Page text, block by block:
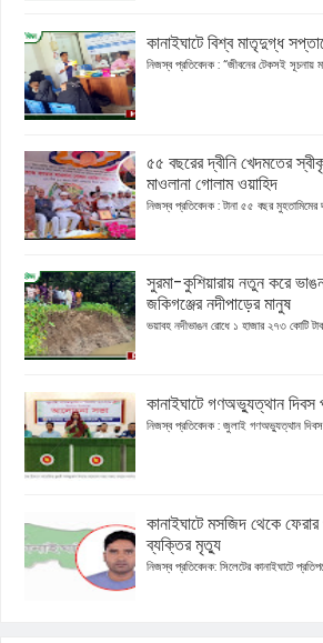
কানাইঘাটে বিশ্ব মাতৃদুগ্ধ
নিজস্ব প্রতিবেদক : “জীবনের টেকসই সূচনায়
৫৫ বছরের দ্বীনি খেদমতের
মাওলানা গোলাম ওয়াহিদ
নিজস্ব প্রতিবেদক : টানা ৫৫ বছর মুহতামিমের
সুরমা-কুশিয়ারায় নতুন করে
জকিগঞ্জের নদীপাড়ের মানুষ
ভয়াবহ নদীভাঙন রোধে ১ হাজার ২৭৩ কোটি
কানাইঘাটে গণঅভ্যুত্থান দিবস
নিজস্ব প্রতিবেদক : জুলাই গণঅভ্যুত্থান দিবস
কানাইঘাটে মসজিদ থেকে
ব্যক্তির মৃত্যু
নিজস্ব প্রতিবেদক: সিলেটের কানাইঘাটে